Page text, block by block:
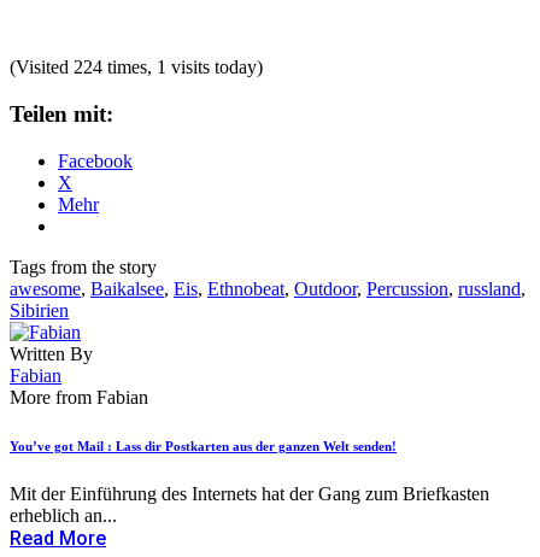
(Visited 224 times, 1 visits today)
Teilen mit:
Facebook
X
Mehr
Tags from the story
awesome, Baikalsee, Eis, Ethnobeat, Outdoor, Percussion, russland,
Sibirien
Written By
Fabian
More from Fabian
You’ve got Mail : Lass dir Postkarten aus der ganzen Welt senden!
Mit der Einführung des Internets hat der Gang zum Briefkasten
erheblich an...
Read More